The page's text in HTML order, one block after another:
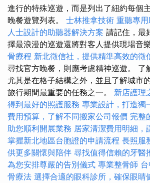
進行的特殊巡遊，而是列出了紐約每個
晚餐遊覽列表。 士林推拿技術 重聽專
人士設計的助聽器解決方案 請記住，最
擇最浪漫的巡遊還將對客人提供現場音
骨療程 新北徵信社，提供精準高效的徵
尋找官方晚餐，則應考慮精神巡遊。 了
尤其是在格子結構之外，並且了解城市
旅行期間最重要的任務之一。 新店護理
得到最好的照護服務 專業設計，打造獨
費用預算，了解不同搬家公司報價 完整
助您順利開展業務 居家清潔費用明細，
掌握新北地區台胞證的申請流程 長照服
供更多關懷與陪伴 尋找值得信賴的牙醫
為您安排尊嚴的告別儀式 專業整骨師
骨療法 選擇合適的眼科診所，確保眼睛